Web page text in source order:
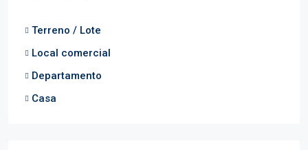
Terreno / Lote
Local comercial
Departamento
Casa